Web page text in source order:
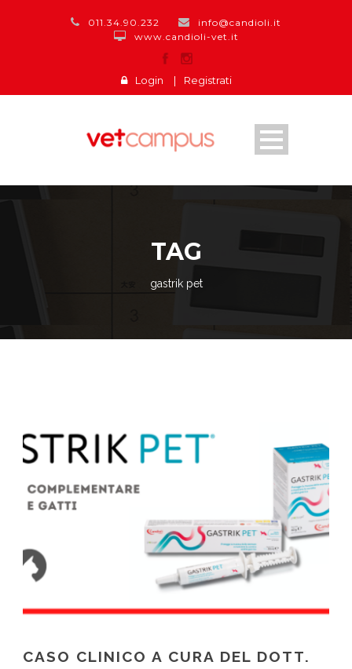
011.34.90.232
info@candioli.it
www.candioli-vet.it
Login | Registrati
TAG
gastrik pet
CASO CLINICO A CURA DEL DOTT.